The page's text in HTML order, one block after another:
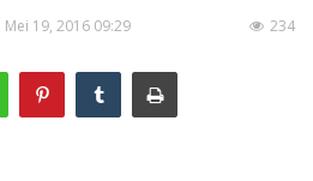
Mei 19, 2016 09:29 234